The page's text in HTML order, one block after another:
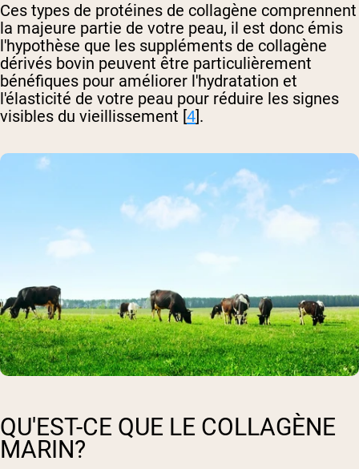
Ces types de protéines de collagène comprennent
la majeure partie de votre peau, il est donc émis
l'hypothèse que les suppléments de collagène
dérivés bovin peuvent être particulièrement
bénéfiques pour améliorer l'hydratation et
l'élasticité de votre peau pour réduire les signes
visibles du vieillissement [4].
QU'EST-CE QUE LE COLLAGÈNE
MARIN?